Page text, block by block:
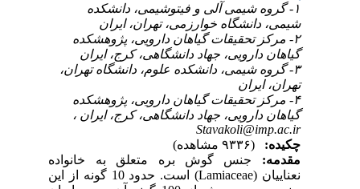
۱- گروه شیمی آلی و فیتوشیمی، دانشکده
شیمی، دانشگاه خوارزمی، تهران، ایران
۲- مرکز تحقیقات گیاهان دارویی، پژوهشکده
گیاهان دارویی، جهاد دانشگاهی، کرج، ایران
۳- گروه شیمی، دانشکده علوم، دانشگاه تهران،
تهران، ایران
۴- مرکز تحقیقات گیاهان دارویی، پژوهشکده
گیاهان دارویی، جهاد دانشگاهی، کرج، ایران ،
Stavakoli@imp.ac.ir
چکیده:
(۹۳۳۶ مشاهده)
مقدمه:جنس گوش بره متعلق به خانواده
نعناییان (Lamiaceae) است. حدود 10 گونه از این